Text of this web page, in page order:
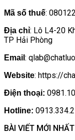
Mã số thuế:
Địa chỉ: Lô L4-20
TP Hải Phòng
Email :
Website: https://
Điện thoại:
Hotline:
BÀI VIẾT MỚI NHẤT